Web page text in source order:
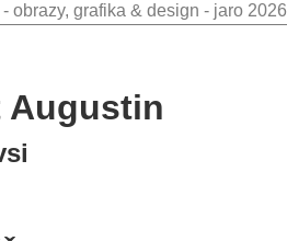
obrazy, grafika & design - jaro 2026
Augustin